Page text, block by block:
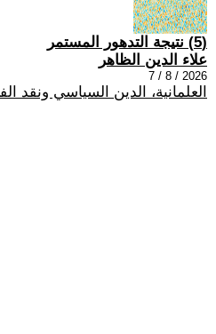
(5) نتيجة التدهور المستمر
علاء الدين الظاهر
2026 / 8 / 7
العلمانية، الدين السياسي ونقد